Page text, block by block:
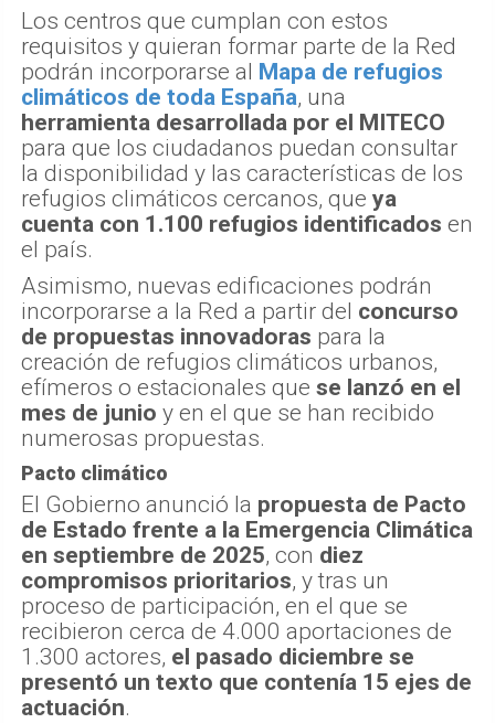
Los centros que cumplan con estos
requisitos y quieran formar parte de la Red
podrán incorporarse al Mapa de refugios
climáticos de toda España, una
herramienta desarrollada por el MITECO
para que los ciudadanos puedan consultar
la disponibilidad y las características de los
refugios climáticos cercanos, que ya
cuenta con 1.100 refugios identificados en
el país.
Asimismo, nuevas edificaciones podrán
incorporarse a la Red a partir del concurso
de propuestas innovadoras para la
creación de refugios climáticos urbanos,
efímeros o estacionales que se lanzó en el
mes de junio y en el que se han recibido
numerosas propuestas.
Pacto climático
El Gobierno anunció la propuesta de Pacto
de Estado frente a la Emergencia Climática
en septiembre de 2025, con diez
compromisos prioritarios, y tras un
proceso de participación, en el que se
recibieron cerca de 4.000 aportaciones de
1.300 actores, el pasado diciembre se
presentó un texto que contenía 15 ejes de
actuación.